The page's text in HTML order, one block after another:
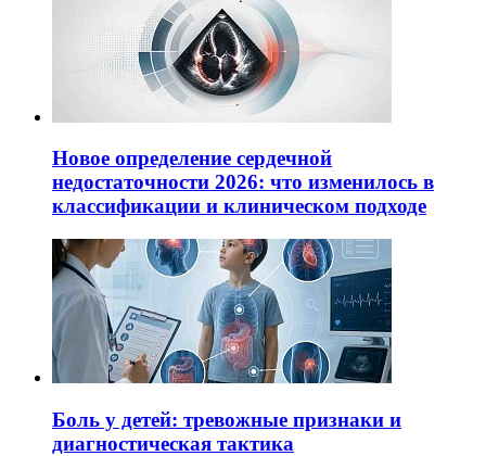
Новое определение сердечной
недостаточности 2026: что изменилось в
классификации и клиническом подходе
Боль у детей: тревожные признаки и
диагностическая тактика